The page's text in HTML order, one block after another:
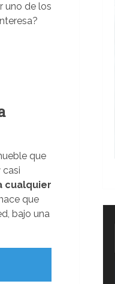
uno de los
que
casi
cualquier
que
bajo una